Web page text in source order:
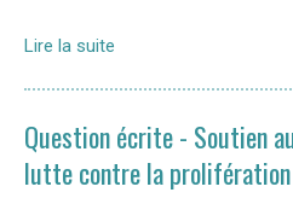
Lire la suite
Question écrite - Soutien
lutte contre la